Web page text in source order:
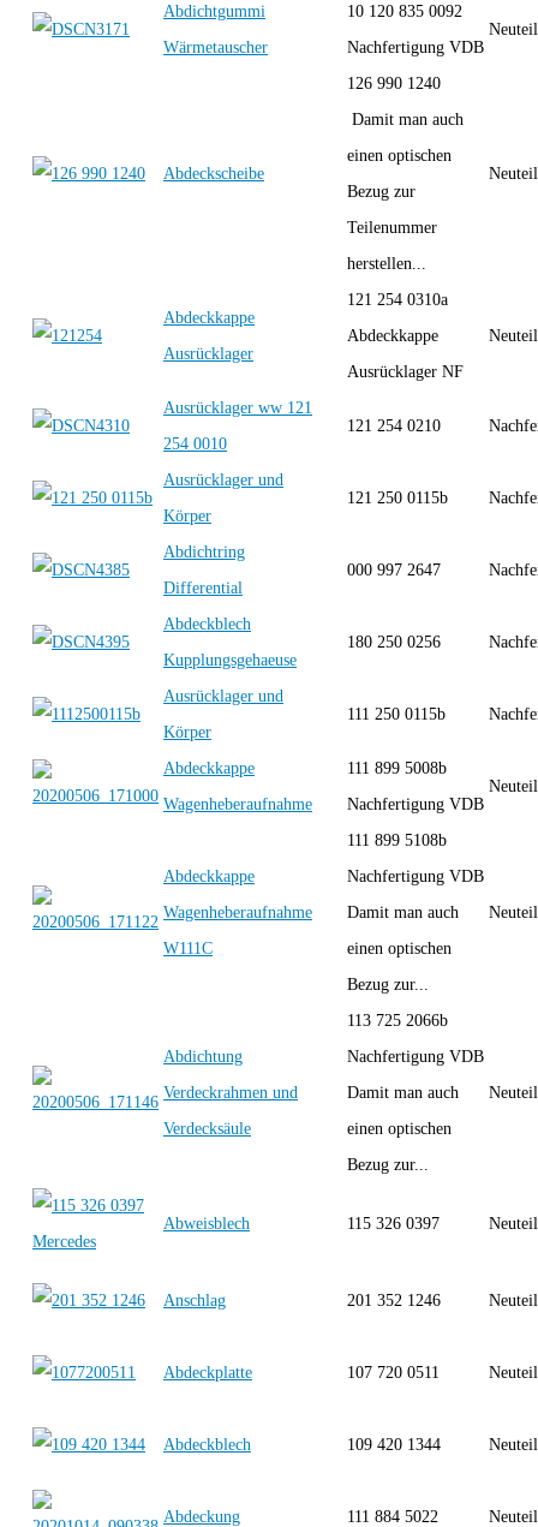
Abdichtgummi
Wärmetauscher
10 120 835 0092
Nachfertigung VDB
Abdeckscheibe
126 990 1240
Damit man auch
einen optischen
Bezug zur
Teilenummer
herstellen...
Abdeckkappe
Ausrücklager
121 254 0310a
Abdeckkappe
Ausrücklager NF
Ausrücklager ww 121
254 0010
121 254 0210
Ausrücklager und
Körper
121 250 0115b
Abdichtring
Differential
000 997 2647
Abdeckblech
Kupplungsgehaeuse
180 250 0256
Ausrücklager und
Körper
111 250 0115b
Abdeckkappe
Wagenheberaufnahme
111 899 5008b
Nachfertigung VDB
Abdeckkappe
Wagenheberaufnahme
W111C
111 899 5108b
Nachfertigung VDB
Damit man auch
einen optischen
Bezug zur...
Abdichtung
Verdeckrahmen und
Verdecksäule
113 725 2066b
Nachfertigung VDB
Damit man auch
einen optischen
Bezug zur...
Abweisblech 115 326 0397
Anschlag 201 352 1246
Abdeckplatte 107 720 0511
Abdeckblech 109 420 1344
Abdeckung 111 884 5022